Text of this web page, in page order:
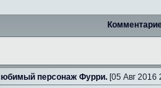
персонаж Фурри. [05 Авг 2016